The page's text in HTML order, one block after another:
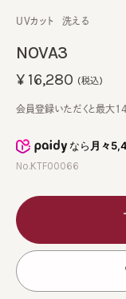
NOVA3
UVカット 洗える
なら月々
No.KTF00066
¥16,280 (税込)
会員登録いただくと最大